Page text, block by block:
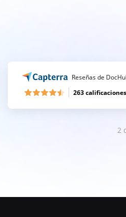
Reseñas de
263 calificaciones
2